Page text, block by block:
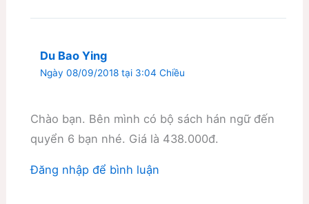
Du Bao Ying
Ngày 08/09/2018 tại 3:04 Chiều
Chào bạn. Bên mình có bộ sách hán ngữ đến
quyển 6 bạn nhé. Giá là 438.000đ.
Đăng nhập để bình luận